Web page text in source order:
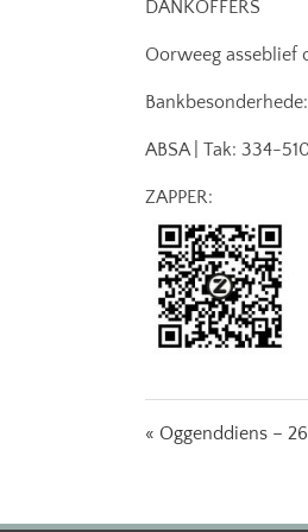
DANKOFFERS
Oorweeg asseblief
Bankbesonderhede:
ABSA | Tak: 334-
ZAPPER:
« Oggenddiens –